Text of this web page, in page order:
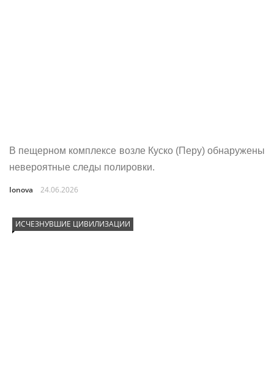
В пещерном комплексе возле Куско (Перу) обнаружены
невероятные следы полировки.
Ionova 24.06.2026
ИСЧЕЗНУВШИЕ ЦИВИЛИЗАЦИИ